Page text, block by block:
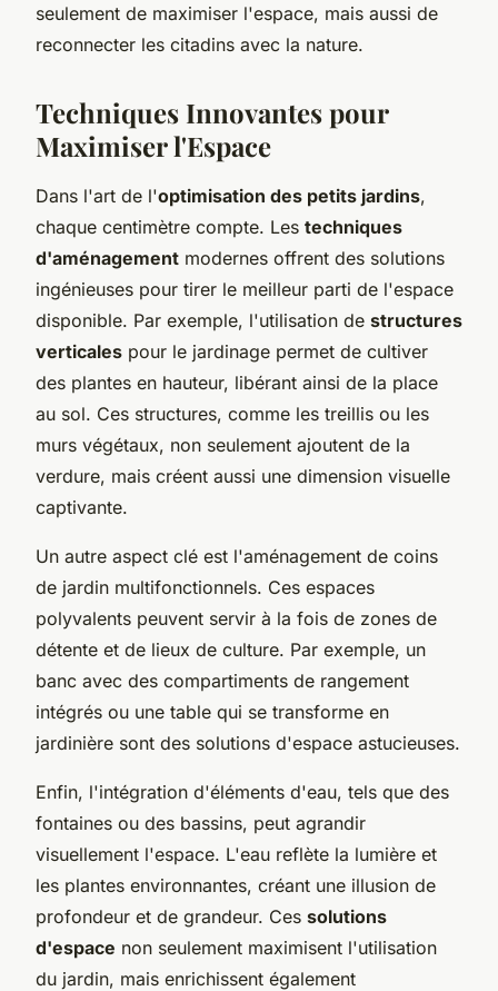
seulement de maximiser l'espace, mais aussi de
reconnecter les citadins avec la nature.
Techniques Innovantes pour
Maximiser l'Espace
Dans l'art de l'optimisation des petits jardins,
chaque centimètre compte. Les techniques
d'aménagement modernes offrent des solutions
ingénieuses pour tirer le meilleur parti de l'espace
disponible. Par exemple, l'utilisation de structures
verticales pour le jardinage permet de cultiver
des plantes en hauteur, libérant ainsi de la place
au sol. Ces structures, comme les treillis ou les
murs végétaux, non seulement ajoutent de la
verdure, mais créent aussi une dimension visuelle
captivante.
Un autre aspect clé est l'aménagement de coins
de jardin multifonctionnels. Ces espaces
polyvalents peuvent servir à la fois de zones de
détente et de lieux de culture. Par exemple, un
banc avec des compartiments de rangement
intégrés ou une table qui se transforme en
jardinière sont des solutions d'espace astucieuses.
Enfin, l'intégration d'éléments d'eau, tels que des
fontaines ou des bassins, peut agrandir
visuellement l'espace. L'eau reflète la lumière et
les plantes environnantes, créant une illusion de
profondeur et de grandeur. Ces solutions
d'espace non seulement maximisent l'utilisation
du jardin, mais enrichissent également